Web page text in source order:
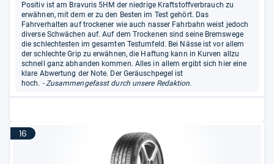
Positiv ist am Bravuris 5HM der niedrige Kraftstoffverbrauch zu
erwähnen, mit dem er zu den Besten im Test gehört. Das
Fahrverhalten auf trockener wie auch nasser Fahrbahn weist jedoch
diverse Schwächen auf. Auf dem Trockenen sind seine Bremswege
die schlechtesten im gesamten Testumfeld. Bei Nässe ist vor allem
der schlechte Grip zu erwähnen, die Haftung kann in Kurven allzu
schnell ganz abhanden kommen. Alles in allem ergibt sich hier eine
klare Abwertung der Note. Der Geräuschpegel ist
hoch. - Zusammengefasst durch unsere Redaktion.
16